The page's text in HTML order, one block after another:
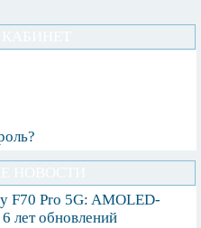
F70 Pro 5G: AMOLED-
лет обновлений